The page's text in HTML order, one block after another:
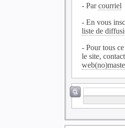
- Parcourriel
- En vous
liste de
- Pour tous
le site,